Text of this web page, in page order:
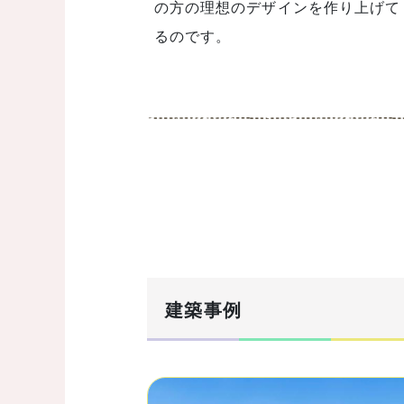
の方の理想のデザインを作り上げ
るのです。
建築事例